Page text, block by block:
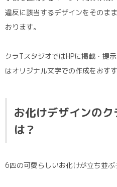
違反に該当するデザインをそのま
おります。
クラTスタジオではHPに掲載・提
はオリジナル文字での作成をおす
お化けデザインの
は？
6匹の可愛らしいお化けが立ち並ぶ